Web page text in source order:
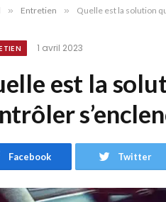
» Entretien » Quelle est la solution
1 avril 2023
est la
Facebook Twitter